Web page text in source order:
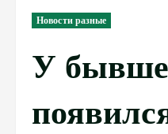
Новости разные
У